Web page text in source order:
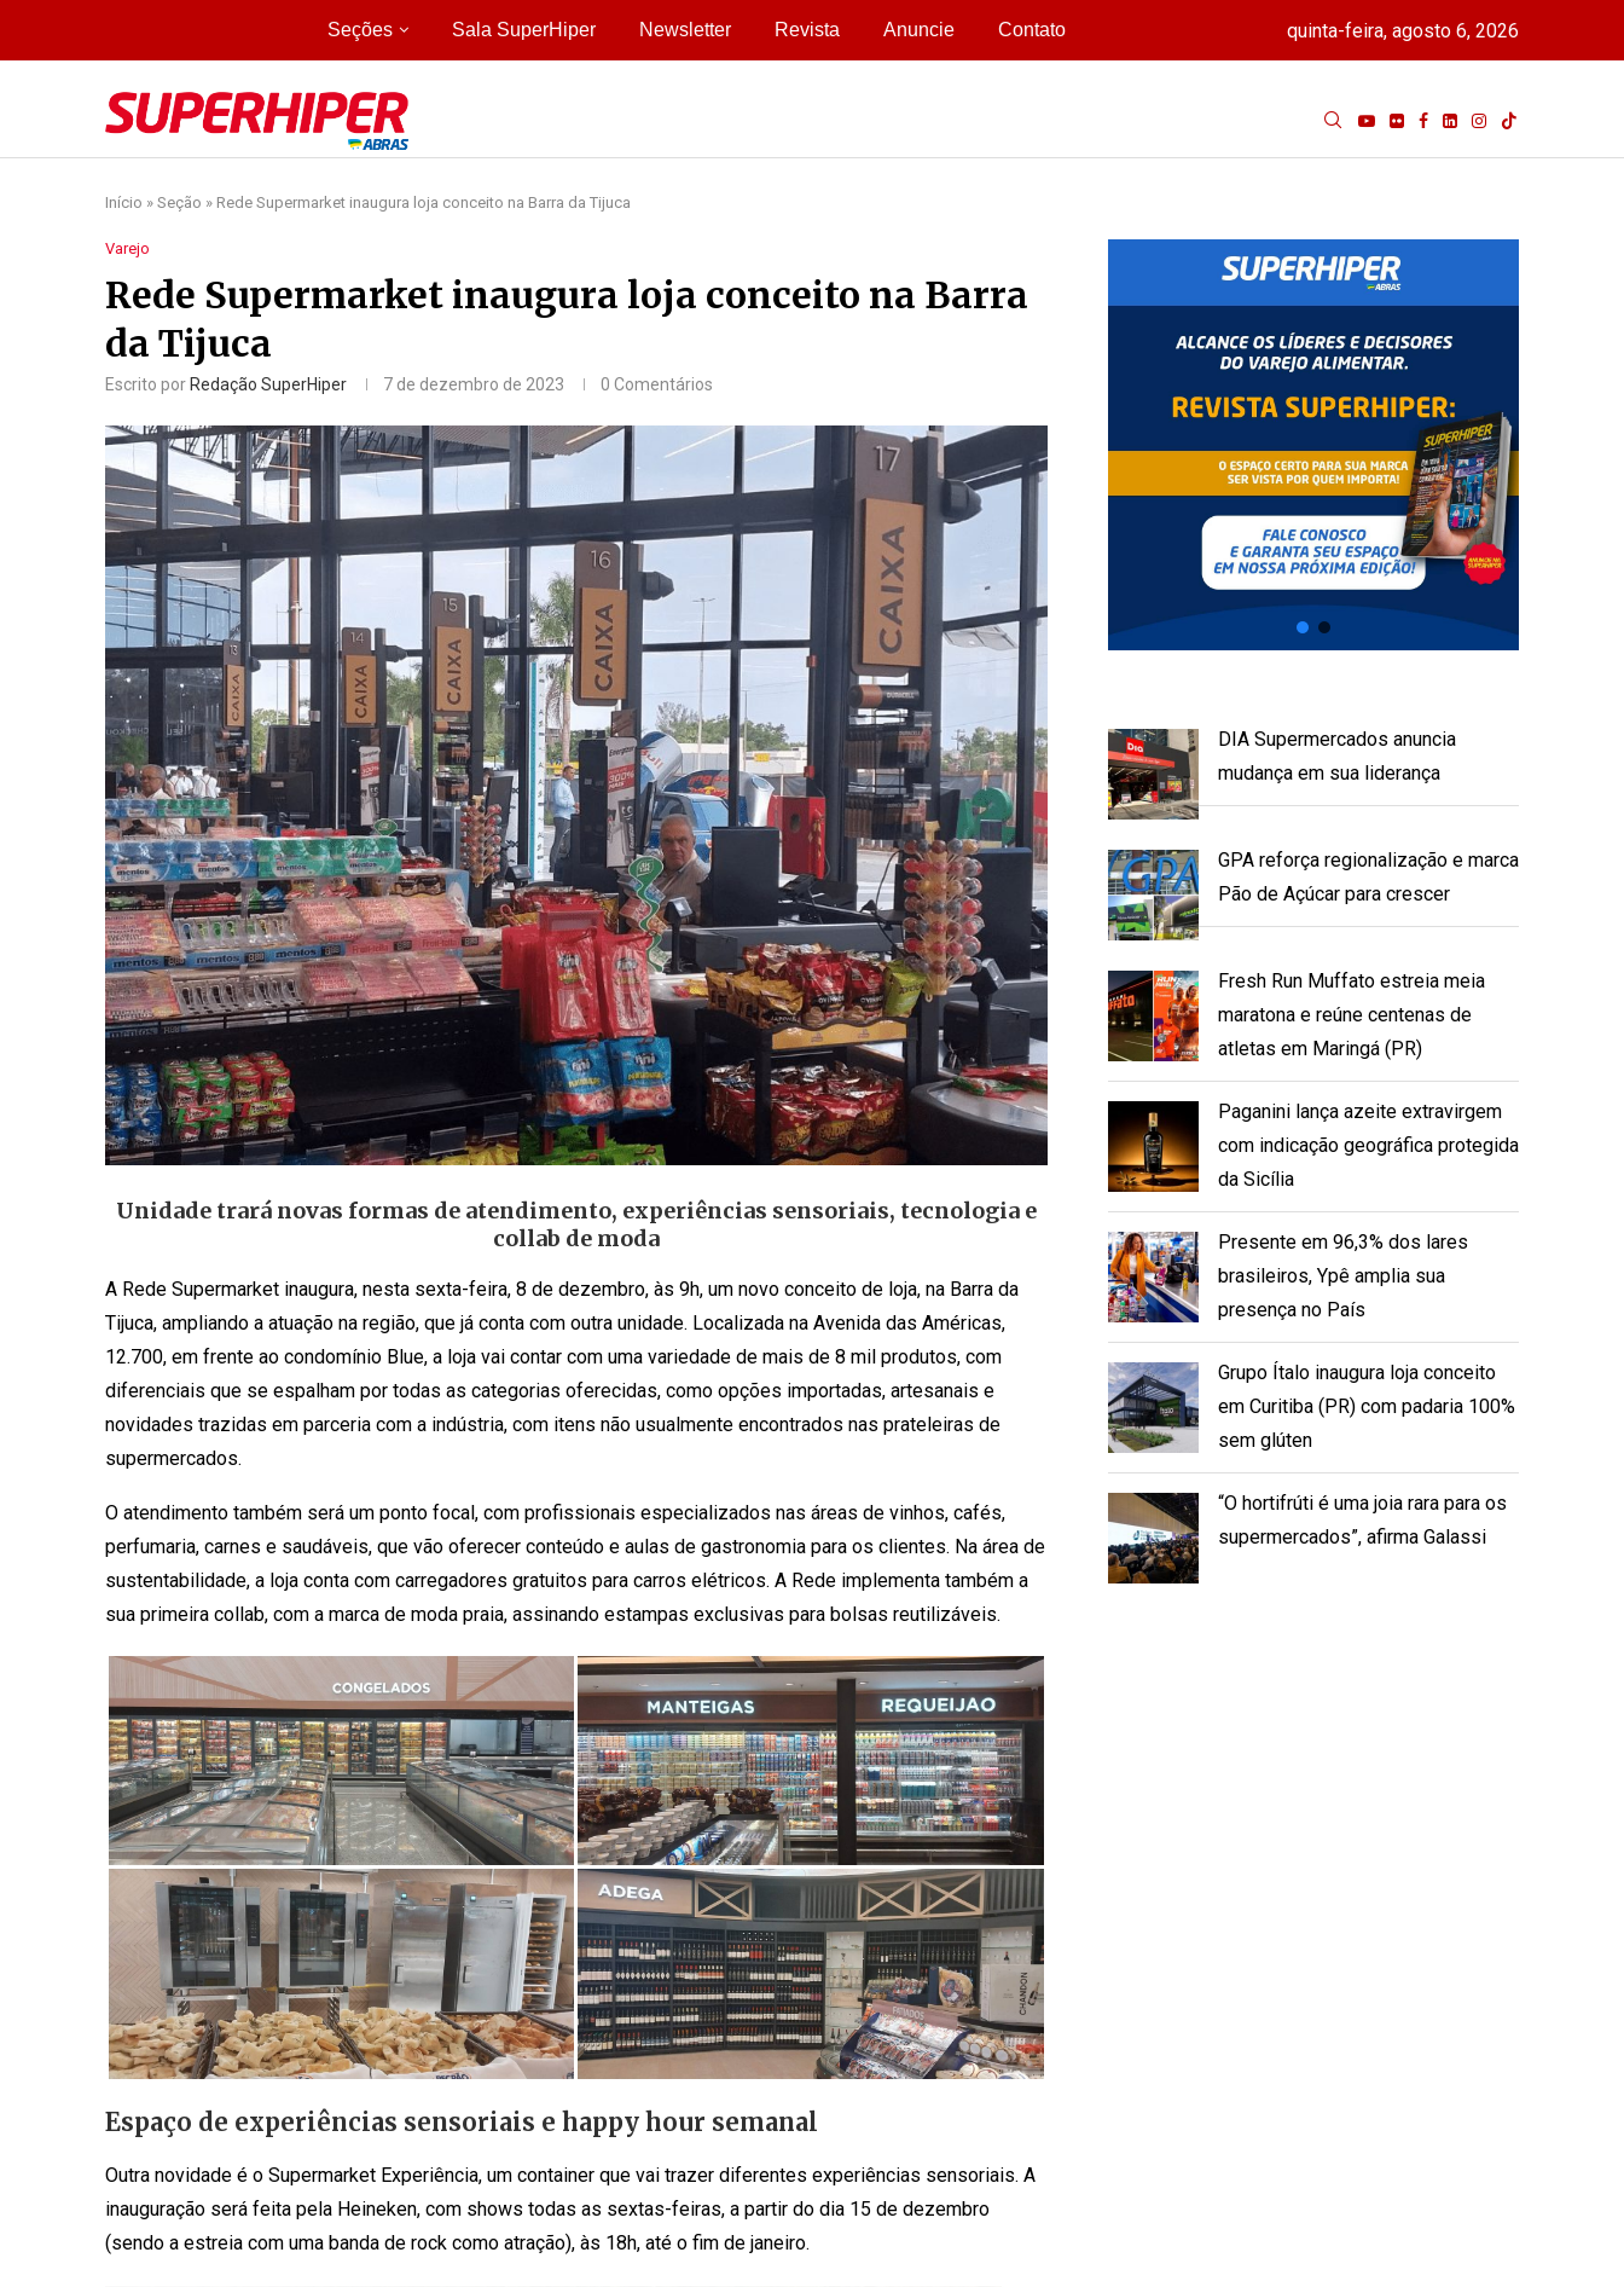
Seções Sala SuperHiper Newsletter Revista Anuncie Contato quinta-feira, agosto 6, 2026
Início » Seção » Rede Supermarket inaugura loja conceito na Barra da Tijuca
Varejo
Rede Supermarket inaugura loja conceito na Barra
da Tijuca
Escrito por Redação SuperHiper 7 de dezembro de 2023 0 Comentários
Unidade trará novas formas de atendimento, experiências sensoriais, tecnologia e
collab de moda
A Rede Supermarket inaugura, nesta sexta-feira, 8 de dezembro, às 9h, um novo conceito de loja, na Barra da
Tijuca, ampliando a atuação na região, que já conta com outra unidade. Localizada na Avenida das Américas,
12.700, em frente ao condomínio Blue, a loja vai contar com uma variedade de mais de 8 mil produtos, com
diferenciais que se espalham por todas as categorias oferecidas, como opções importadas, artesanais e
novidades trazidas em parceria com a indústria, com itens não usualmente encontrados nas prateleiras de
supermercados.
O atendimento também será um ponto focal, com profissionais especializados nas áreas de vinhos, cafés,
perfumaria, carnes e saudáveis, que vão oferecer conteúdo e aulas de gastronomia para os clientes. Na área de
sustentabilidade, a loja conta com carregadores gratuitos para carros elétricos. A Rede implementa também a
sua primeira collab, com a marca de moda praia, assinando estampas exclusivas para bolsas reutilizáveis.
Espaço de experiências sensoriais e happy hour semanal
Outra novidade é o Supermarket Experiência, um container que vai trazer diferentes experiências sensoriais. A
inauguração será feita pela Heineken, com shows todas as sextas-feiras, a partir do dia 15 de dezembro
(sendo a estreia com uma banda de rock como atração), às 18h, até o fim de janeiro.
DIA Supermercados anuncia
mudança em sua liderança
GPA reforça regionalização e marca
Pão de Açúcar para crescer
Fresh Run Muffato estreia meia
maratona e reúne centenas de
atletas em Maringá (PR)
Paganini lança azeite extravirgem
com indicação geográfica protegida
da Sicília
Presente em 96,3% dos lares
brasileiros, Ypê amplia sua
presença no País
Grupo Ítalo inaugura loja conceito
em Curitiba (PR) com padaria 100%
sem glúten
“O hortifrúti é uma joia rara para os
supermercados”, afirma Galassi